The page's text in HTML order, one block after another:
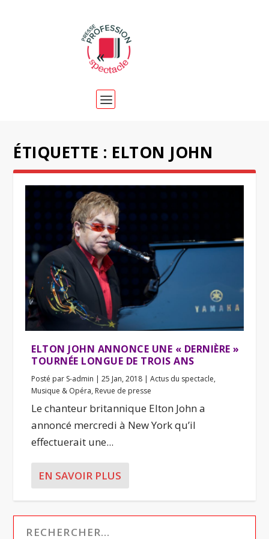
ÉTIQUETTE : ELTON JOHN
ELTON JOHN ANNONCE UNE « DERNIÈRE »
TOURNÉE LONGUE DE TROIS ANS
Posté par S-admin |25 Jan, 2018 |Actus du spectacle,
Musique & Opéra, Revue de presse
Le chanteur britannique Elton John a
annoncé mercredi à New York qu’il
effectuerait une...
EN SAVOIR PLUS